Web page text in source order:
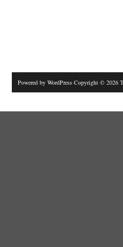
Powered by WordPress Copyright © 2026